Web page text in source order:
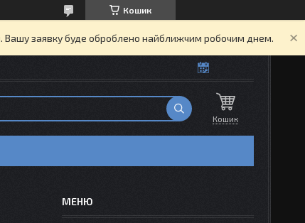
Кошик
Вашу заявку буде оброблено найближчим робочим днем.
Кошик